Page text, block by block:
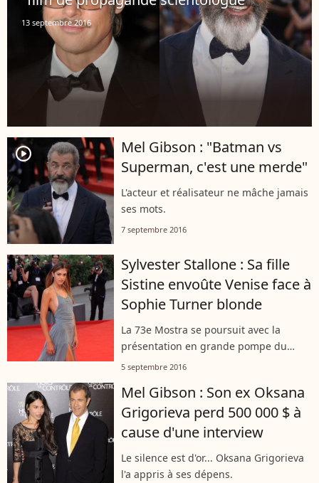
13 septembre 2016
player2
Mel Gibson : "Batman vs
Superman, c'est une merde"
L'acteur et réalisateur ne mâche jamais
ses mots.
7 septembre 2016
Sylvester Stallone : Sa fille
Sistine envoûte Venise face à
Sophie Turner blonde
La 73e Mostra se poursuit avec la
présentation en grande pompe du
nouveau long métrage de Mel Gibson.
5 septembre 2016
Mel Gibson : Son ex Oksana
Grigorieva perd 500 000 $ à
cause d'une interview
Le silence est d'or... Oksana Grigorieva
l'a appris à ses dépens.